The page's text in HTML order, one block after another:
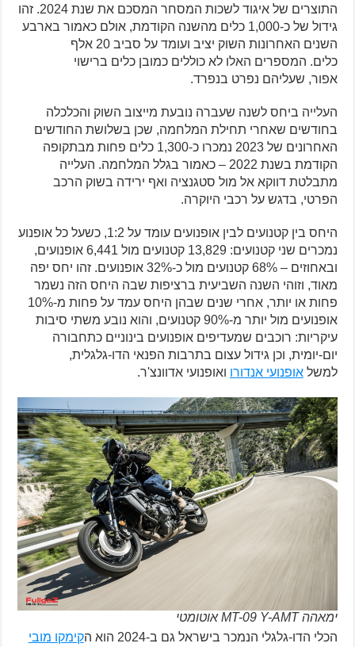
התוצרים של איגוד לשכות המסחר המסכם את שנת 2024. זהו
גידול של כ-1,000 כלים מהשנה הקודמת, אולם כאמור בארבע
השנים האחרונות השוק יציב ועומד על סביב 20 אלף
כלים. המספרים האלו לא כוללים כמובן כלים ברישוי
אפור, שעליהם נפרט בנפרד.
העלייה ביחס לשנה שעברה נובעת מייצוב השוק והכלכלה
בחודשים שאחרי תחילת המלחמה, שכן בשלושת החודשים
האחרונים של 2023 נמכרו כ-1,300 כלים פחות מבתקופה
הקודמת בשנת 2022 – כאמור בגלל המלחמה. העלייה
מתבלטת דווקא אל מול סטגנציה ואף ירידה בשוק הרכב
הפרטי, בדגש על רכבי היוקרה.
היחס בין קטנועים לבין אופנועים עומד על 1:2, כשעל כל אופנוע
נמכרים שני קטנועים: 13,829 קטנועים מול 6,441 אופנועים,
ובאחוזים – 68% קטנועים מול כ-32% אופנועים. זהו יחס יפה
מאוד, וזוהי השנה השביעית ברציפות שבה היחס הזה נשמר
פחות או יותר, אחרי שנים שבהן היחס עמד על פחות מ-10%
אופנועים מול יותר מ-90% קטנועים, והוא נובע משתי סיבות
עיקריות: רוכבים שמעדיפים אופנועים בינוניים כתחבורה
יום-יומית, וכן גידול עצום בתרבות הפנאי הדו-גלגלית,
למשלאופנועי אנדורו ואופנועי אדוונצ'ר.
ימאהה MT-09 Y-AMT אוטומטי
הכלי הדו-גלגלי הנמכר בישראל גם ב-2024 הוא ה
קימקו מובי